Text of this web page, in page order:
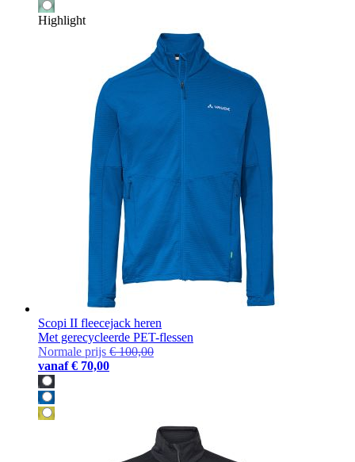
Highlight
Scopi II fleecejack heren
Met gerecycleerde PET-flessen
Normale prijs € 100,00
vanaf € 70,00